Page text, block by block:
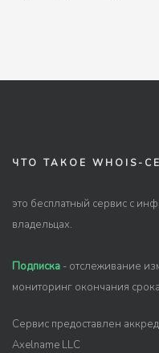
ЧТО ТАКОЕ WHOIS-
это бесплатный сервис с
владельцах.
Подписка - отслеживание
мониторинг окончания
Сервис предоставлен
Axelname LLC